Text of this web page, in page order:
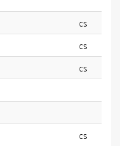
cs
cs
cs
cs